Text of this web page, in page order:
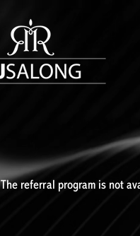
The referral program is not